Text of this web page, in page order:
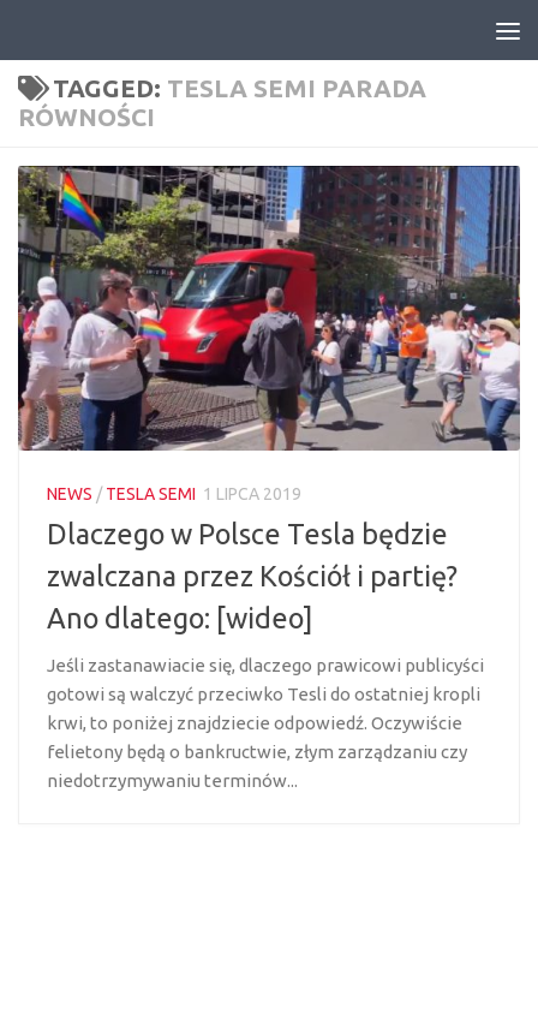
TAGGED: TESLA SEMI PARADA
RÓWNOŚCI
NEWS /TESLA SEMI 1 LIPCA 2019
Dlaczego w Polsce Tesla będzie
zwalczana przez Kościół i partię?
Ano dlatego: [wideo]
Jeśli zastanawiacie się, dlaczego prawicowi publicyści
gotowi są walczyć przeciwko Tesli do ostatniej kropli
krwi, to poniżej znajdziecie odpowiedź. Oczywiście
felietony będą o bankructwie, złym zarządzaniu czy
niedotrzymywaniu terminów...